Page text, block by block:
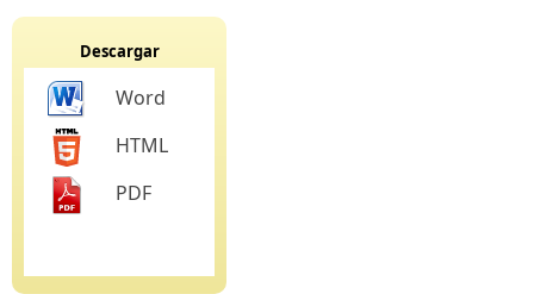
Descargar
Word
HTML
PDF